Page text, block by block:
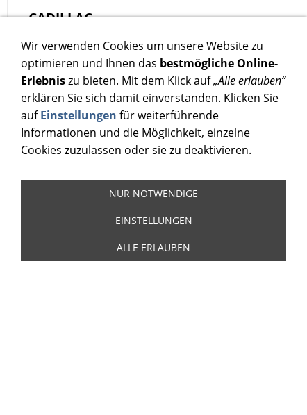
CADILLAC
80 Seiten (Farbe), ISBN 3-552-
05101-5
19,00 €*
Wir verwenden Cookies um unsere Website zu
optimieren und Ihnen das bestmögliche Online-
Erlebniszu bieten. Mit dem Klick auf„Alle erlauben“
erklären Sie sich damit einverstanden. Klicken Sie
aufEinstellungen für weiterführende
Informationen und die Möglichkeit, einzelne
Cookies zuzulassen oder sie zu deaktivieren.
NUR NOTWENDIGE
EINSTELLUNGEN
ALLE ERLAUBEN